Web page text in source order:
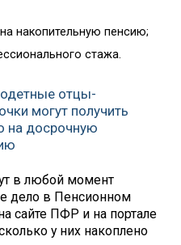
накопительную пенсию;
стажа.
отцы-
могут получить
на досрочную
в любой момент
дело в Пенсионном
сайте ПФР и на портале
у них накоплено